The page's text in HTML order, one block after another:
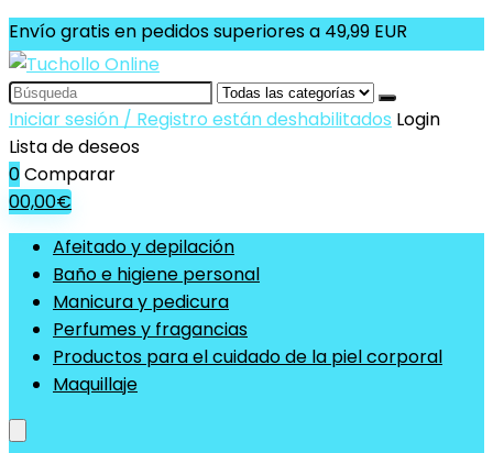
Envío gratis en pedidos superiores a 49,99 EUR
Search
for:
Iniciar sesión / Registro están deshabilitados Login
Lista de deseos
0Comparar
00,00€
Afeitado y depilación
Baño e higiene personal
Manicura y pedicura
Perfumes y fragancias
Productos para el cuidado de la piel corporal
Maquillaje